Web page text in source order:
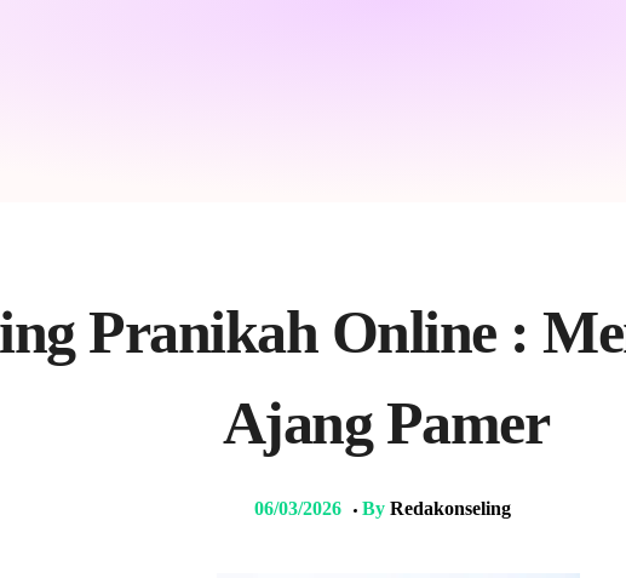
Pranikah Online :
Ajang Pamer
06/03/2026 By Redakonseling